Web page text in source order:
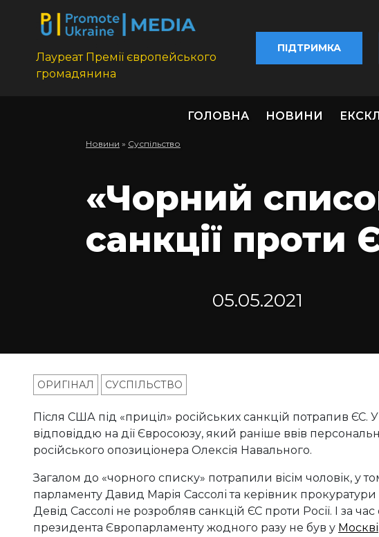
Лауреат Премії європейського
громадянина
ПІДТРИМКА
ГОЛОВНА НОВИНИ
Новини » Суспільство
«Чорний
санкції проти
05.05.2021
ОРИГІНАЛ СУСПІЛЬСТВО
Після США під «приціл» російських санкцій потрапив
відповіддю на дії Євросоюзу, який раніше ввів
російського опозиціонера Олексія Навального.
Загалом до «чорного списку» потрапили вісім чоловік, у
парламенту Давид Марія Сассолі та керівник
Девід Сассолі не розробляв санкцій ЄС проти Росії. І за
президента Європарламенту жодного разу не був у Москві